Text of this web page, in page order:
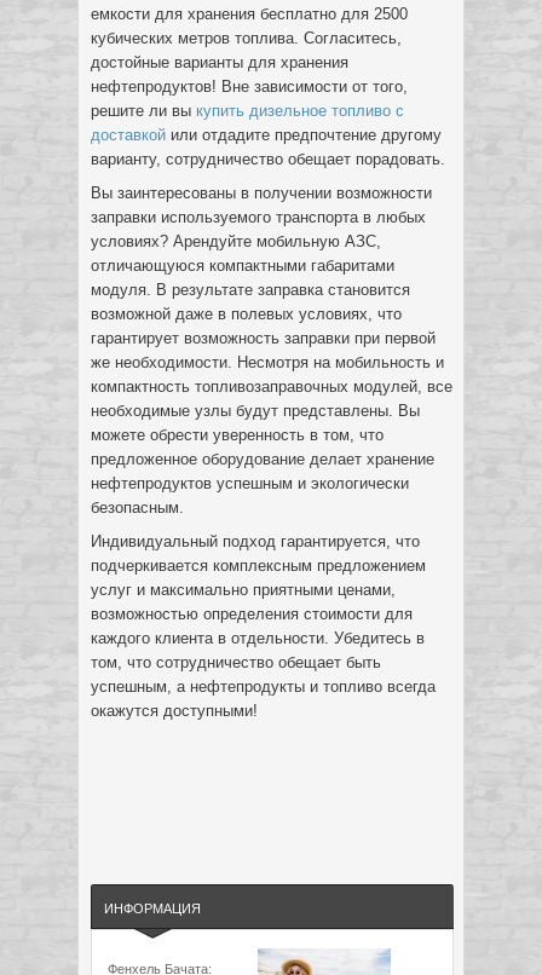
емкости для хранения бесплатно для 2500
кубических метров топлива. Согласитесь,
достойные варианты для хранения
нефтепродуктов! Вне зависимости от того,
решите ли вы купить дизельное топливо с
доставкой или отдадите предпочтение другому
варианту, сотрудничество обещает порадовать.
Вы заинтересованы в получении возможности
заправки используемого транспорта в любых
условиях? Арендуйте мобильную АЗС,
отличающуюся компактными габаритами
модуля. В результате заправка становится
возможной даже в полевых условиях, что
гарантирует возможность заправки при первой
же необходимости. Несмотря на мобильность и
компактность топливозаправочных модулей, все
необходимые узлы будут представлены. Вы
можете обрести уверенность в том, что
предложенное оборудование делает хранение
нефтепродуктов успешным и экологически
безопасным.
Индивидуальный подход гарантируется, что
подчеркивается комплексным предложением
услуг и максимально приятными ценами,
возможностью определения стоимости для
каждого клиента в отдельности. Убедитесь в
том, что сотрудничество обещает быть
успешным, а нефтепродукты и топливо всегда
окажутся доступными!
ИНФОРМАЦИЯ
Фенхель Бачата: